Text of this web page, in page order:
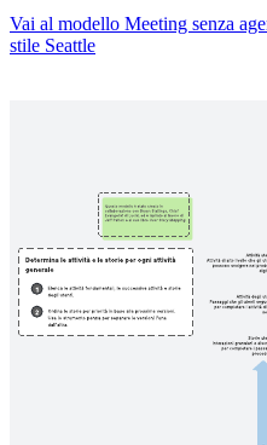
Vai al modello Meeting senza
stile Seattle